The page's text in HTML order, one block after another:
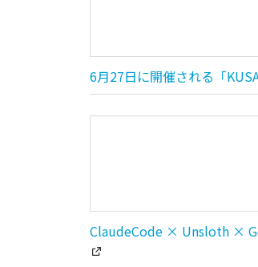
6月27日に開催される「
ClaudeCode × Unsloth ×